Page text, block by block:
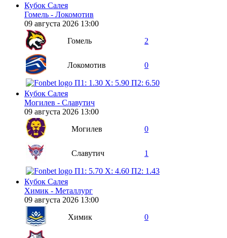
Кубок Салея
Гомель - Локомотив
09 августа 2026 13:00
Гомель
2
Локомотив 0
П1: 1.30 X: 5.90 П2: 6.50
Кубок Салея
Могилев - Славутич
09 августа 2026 13:00
Могилев
0
Славутич 1
П1: 5.70 X: 4.60 П2: 1.43
Кубок Салея
Химик - Металлург
09 августа 2026 13:00
Химик
0